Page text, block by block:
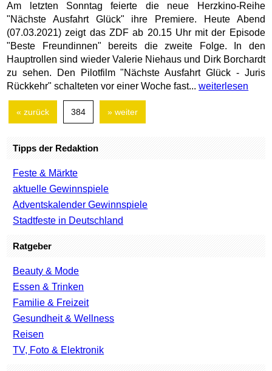
Am letzten Sonntag feierte die neue Herzkino-Reihe
"Nächste Ausfahrt Glück" ihre Premiere. Heute Abend
(07.03.2021) zeigt das ZDF ab 20.15 Uhr mit der Episode
"Beste Freundinnen" bereits die zweite Folge. In den
Hauptrollen sind wieder Valerie Niehaus und Dirk Borchardt
zu sehen. Den Pilotfilm "Nächste Ausfahrt Glück - Juris
Rückkehr" schalteten vor einer Woche fast...weiterlesen
« zurück 384 » weiter
Tipps der Redaktion
Feste & Märkte
aktuelle Gewinnspiele
Adventskalender Gewinnspiele
Stadtfeste in Deutschland
Ratgeber
Beauty & Mode
Essen & Trinken
Familie & Freizeit
Gesundheit & Wellness
Reisen
TV, Foto & Elektronik